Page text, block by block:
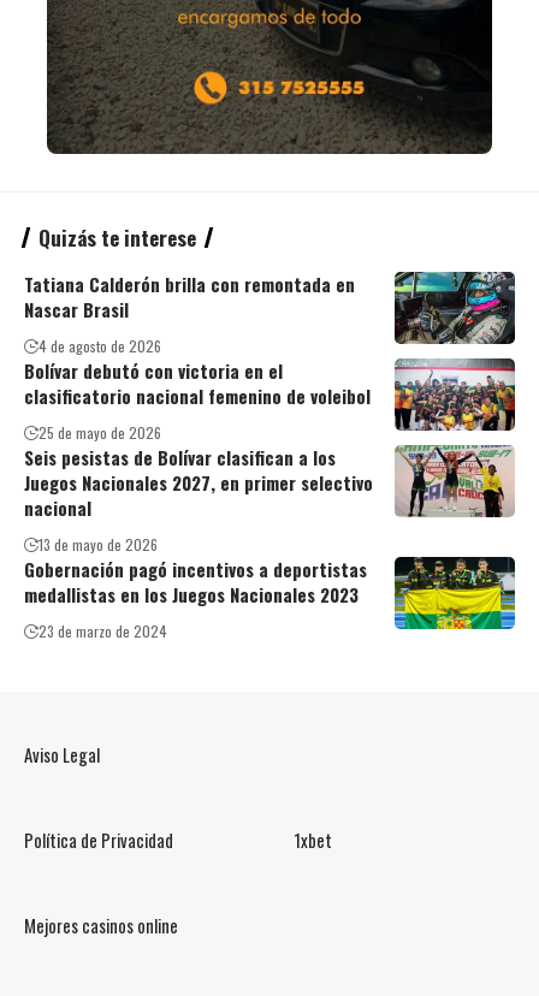
Quizás te interese
Tatiana Calderón brilla con remontada en
Nascar Brasil
4 de agosto de 2026
Bolívar debutó con victoria en el
clasificatorio nacional femenino de voleibol
25 de mayo de 2026
Seis pesistas de Bolívar clasifican a los
Juegos Nacionales 2027, en primer selectivo
nacional
13 de mayo de 2026
Gobernación pagó incentivos a deportistas
medallistas en los Juegos Nacionales 2023
23 de marzo de 2024
Aviso Legal
Política de Privacidad 1xbet
Mejores casinos online